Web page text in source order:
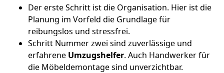
Der erste Schritt ist die Organisation. Hier ist die
Planung im Vorfeld die Grundlage für
reibungslos und stressfrei.
Schritt Nummer zwei sind zuverlässige und
erfahrene Umzugshelfer. Auch Handwerker für
die Möbeldemontage sind unverzichtbar.